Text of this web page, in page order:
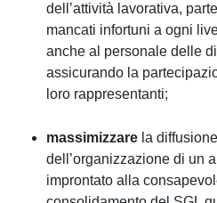
dell’attività lavorativa,
mancati infortuni a ogni
anche al personale delle
assicurando la
loro rappresentanti;
massimizzare la
dell’organizzazione di un
improntato alla